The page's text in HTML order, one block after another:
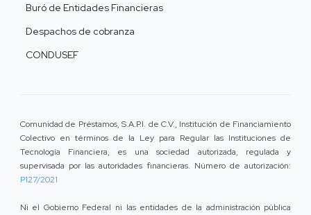
Buró de Entidades Financieras
Despachos de cobranza
CONDUSEF
Comunidad de Préstamos, S.A.P.I. de C.V., Institución de Financiamiento
Colectivo en términos de la Ley para Regular las Instituciones de
Tecnología Financiera, es una sociedad autorizada, regulada y
supervisada por las autoridades financieras. Número de autorización:
P127/2021
Ni el Gobierno Federal ni las entidades de la administración pública